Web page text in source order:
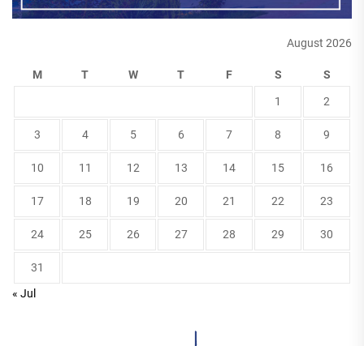
August 2026
M T W T F S S
1 2
3 4 5 6 7 8 9
10 11 12 13 14 15 16
17 18 19 20 21 22 23
24 25 26 27 28 29 30
31
« Jul